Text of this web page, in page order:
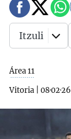
Área 11
Vitoria
08·02·26
Itzuli